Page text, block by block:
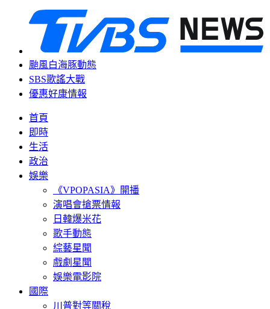
颱風白海豚動態
SBS歌謠大戰
優惠好康情報
首頁
即時
生活
政治
娛樂
《VPOPASIA》開播
演唱會搶票情報
日韓爆米花
歌手動態
綜藝星聞
戲劇星聞
娛樂電影院
國際
川普對等關稅